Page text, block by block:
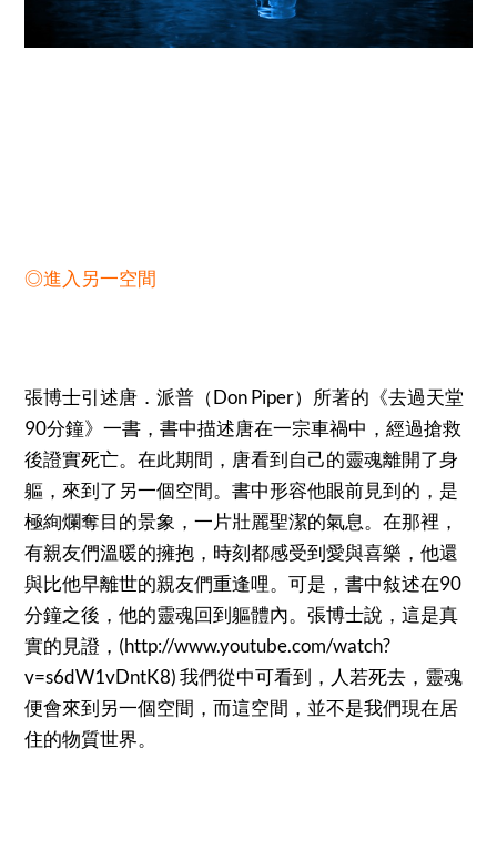
◎進入另一空間
張博士引述唐．派普（Don Piper）所著的《去過天堂
90分鐘》一書，書中描述唐在一宗車禍中，經過搶救
後證實死亡。在此期間，唐看到自己的靈魂離開了身
軀，來到了另一個空間。書中形容他眼前見到的，是
極絢爛奪目的景象，一片壯麗聖潔的氣息。在那裡，
有親友們溫暖的擁抱，時刻都感受到愛與喜樂，他還
與比他早離世的親友們重逢哩。可是，書中敍述在90
分鐘之後，他的靈魂回到軀體內。張博士說，這是真
實的見證，(http://www.youtube.com/watch?
v=s6dW1vDntK8) 我們從中可看到，人若死去，靈魂
便會來到另一個空間，而這空間，並不是我們現在居
住的物質世界。